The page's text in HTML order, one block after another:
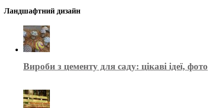
Ландшафтний дизайн
Вироби з цементу для саду: цікаві ідеї, фото